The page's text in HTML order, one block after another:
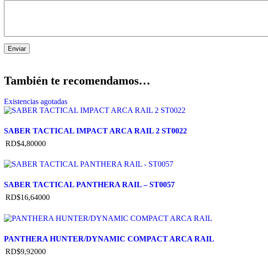
También te recomendamos…
Existencias agotadas
SABER TACTICAL IMPACT ARCA RAIL 2 ST0022
RD$4,80000
SABER TACTICAL PANTHERA RAIL – ST0057
RD$16,64000
PANTHERA HUNTER/DYNAMIC COMPACT ARCA RAIL
RD$9,92000